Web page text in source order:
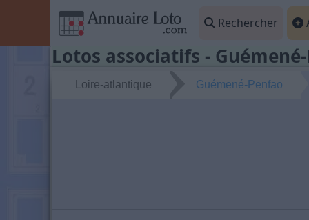
Rechercher
Lotos associatifs -
Loire-atlantique Guémené-Penfao